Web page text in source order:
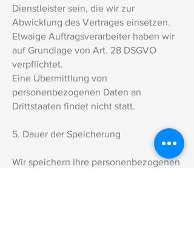
Dienstleister sein, die wir zur
Abwicklung des Vertrages einsetzen.
Etwaige Auftragsverarbeiter haben wir
auf Grundlage von Art. 28 DSGVO
verpflichtet.
Eine Übermittlung von
personenbezogenen Daten an
Drittstaaten findet nicht statt.
5. Dauer der Speicherung
Wir speichern Ihre personenbezogenen